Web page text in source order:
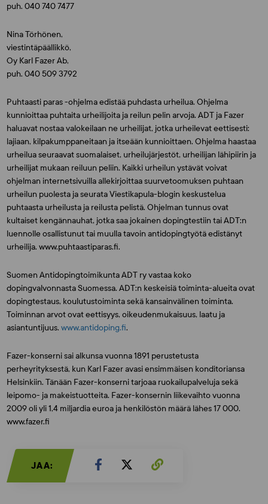
puh. 040 740 7477
Nina Törhönen,
viestintäpäällikkö,
Oy Karl Fazer Ab,
puh. 040 509 3792
Puhtaasti paras -ohjelma edistää puhdasta urheilua. Ohjelma
kunnioittaa puhtaita urheilijoita ja reilun pelin arvoja. ADT ja Fazer
haluavat nostaa valokeilaan ne urheilijat, jotka urheilevat eettisesti:
lajiaan, kilpakumppaneitaan ja itseään kunnioittaen. Ohjelma haastaa
urheilua seuraavat suomalaiset, urheilujärjestöt, urheilijan lähipiirin ja
urheilijat mukaan reiluun peliin. Kaikki urheilun ystävät voivat
ohjelman internetsivuilla allekirjoittaa suurvetoomuksen puhtaan
urheilun puolesta ja seurata Viestikapula-blogin keskustelua
puhtaasta urheilusta ja reilusta pelistä. Ohjelman tunnus ovat
kultaiset kengännauhat, jotka saa jokainen dopingtestiin tai ADT:n
luennolle osallistunut tai muulla tavoin antidopingtyötä edistänyt
urheilija. www.puhtaastiparas.fi.
Suomen Antidopingtoimikunta ADT ry vastaa koko
dopingvalvonnasta Suomessa. ADT:n keskeisiä toiminta-alueita ovat
dopingtestaus, koulutustoiminta sekä kansainvälinen toiminta.
Toiminnan arvot ovat eettisyys, oikeudenmukaisuus, laatu ja
asiantuntijuus.www.antidoping.fi.
Fazer-konserni sai alkunsa vuonna 1891 perustetusta
perheyrityksestä, kun Karl Fazer avasi ensimmäisen konditoriansa
Helsinkiin. Tänään Fazer-konserni tarjoaa ruokailupalveluja sekä
leipomo- ja makeistuotteita. Fazer-konsernin liikevaihto vuonna
2009 oli yli 1,4 miljardia euroa ja henkilöstön määrä lähes 17 000.
www.fazer.fi
JAA: